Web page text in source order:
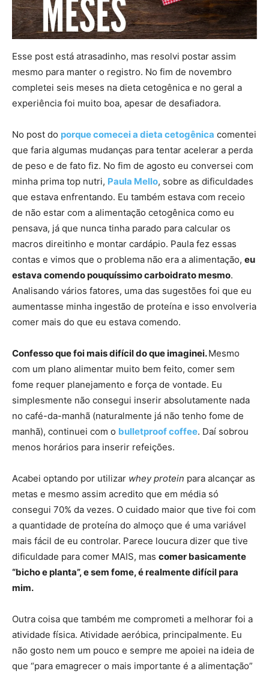
Esse post está atrasadinho, mas resolvi postar assim
mesmo para manter o registro. No fim de novembro
completei seis meses na dieta cetogênica e no geral a
experiência foi muito boa, apesar de desafiadora.
No post do porque comecei a dieta cetogênica comentei
que faria algumas mudanças para tentar acelerar a perda
de peso e de fato fiz. No fim de agosto eu conversei com
minha prima top nutri, Paula Mello, sobre as dificuldades
que estava enfrentando. Eu também estava com receio
de não estar com a alimentação cetogênica como eu
pensava, já que nunca tinha parado para calcular os
macros direitinho e montar cardápio. Paula fez essas
contas e vimos que o problema não era a alimentação, eu
estava comendo pouquíssimo carboidrato mesmo.
Analisando vários fatores, uma das sugestões foi que eu
aumentasse minha ingestão de proteína e isso envolveria
comer mais do que eu estava comendo.
Confesso que foi mais difícil do que imaginei.Mesmo
com um plano alimentar muito bem feito, comer sem
fome requer planejamento e força de vontade. Eu
simplesmente não consegui inserir absolutamente nada
no café-da-manhã (naturalmente já não tenho fome de
manhã), continuei com o bulletproof coffee. Daí sobrou
menos horários para inserir refeições.
Acabei optando por utilizar whey protein para alcançar as
metas e mesmo assim acredito que em média só
consegui 70% da vezes. O cuidado maior que tive foi com
a quantidade de proteína do almoço que é uma variável
mais fácil de eu controlar. Parece loucura dizer que tive
dificuldade para comer MAIS, mas comer basicamente
“bicho e planta”, e sem fome, é realmente difícil para
mim.
Outra coisa que também me comprometi a melhorar foi a
atividade física. Atividade aeróbica, principalmente. Eu
não gosto nem um pouco e sempre me apoiei na ideia de
que “para emagrecer o mais importante é a alimentação”